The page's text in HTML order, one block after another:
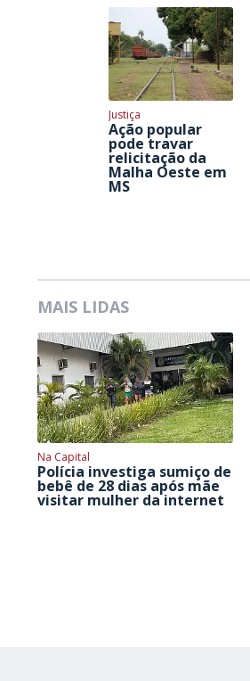
Justiça
Ação popular
pode travar
relicitação da
Malha Oeste em
MS
MAIS LIDAS
Na Capital
Polícia investiga sumiço de
bebê de 28 dias após mãe
visitar mulher da internet